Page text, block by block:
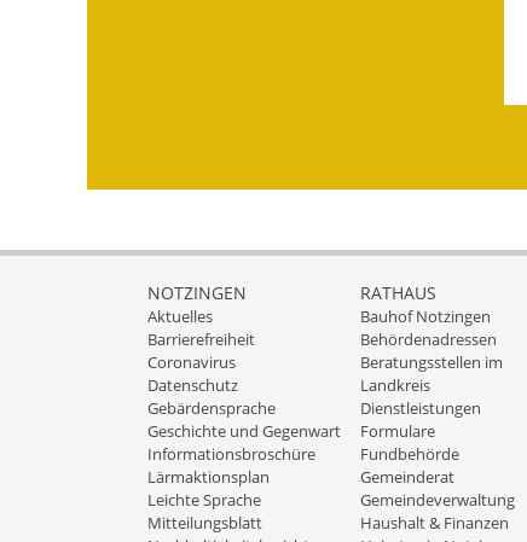
NOTZINGEN
Aktuelles
Barrierefreiheit
Coronavirus
Datenschutz
Gebärdensprache
Geschichte und Gegenwart
Informationsbroschüre
Lärmaktionsplan
Leichte Sprache
Mitteilungsblatt
RATHAUS
Bauhof Notzingen
Behördenadressen
Beratungsstellen im
Landkreis
Dienstleistungen
Formulare
Fundbehörde
Gemeinderat
Gemeindeverwaltung
Haushalt & Finanzen